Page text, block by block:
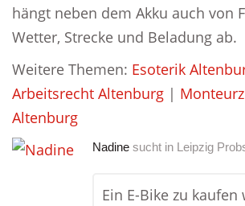
hängt neben dem Akku auch von
Wetter, Strecke und Beladung ab.
Weitere Themen: Esoterik
Arbeitsrecht Altenburg |
Altenburg
Nadine sucht in Leipzig
Ein E-Bike zu